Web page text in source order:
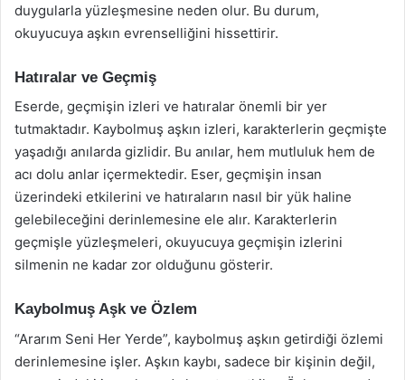
duygularla yüzleşmesine neden olur. Bu durum,
okuyucuya aşkın evrenselliğini hissettirir.
Hatıralar ve Geçmiş
Eserde, geçmişin izleri ve hatıralar önemli bir yer
tutmaktadır. Kaybolmuş aşkın izleri, karakterlerin geçmişte
yaşadığı anılarda gizlidir. Bu anılar, hem mutluluk hem de
acı dolu anlar içermektedir. Eser, geçmişin insan
üzerindeki etkilerini ve hatıraların nasıl bir yük haline
gelebileceğini derinlemesine ele alır. Karakterlerin
geçmişle yüzleşmeleri, okuyucuya geçmişin izlerini
silmenin ne kadar zor olduğunu gösterir.
Kaybolmuş Aşk ve Özlem
“Ararım Seni Her Yerde”, kaybolmuş aşkın getirdiği özlemi
derinlemesine işler. Aşkın kaybı, sadece bir kişinin değil,